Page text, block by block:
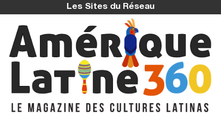
Les Sites du Réseau